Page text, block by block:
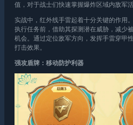
值，对于战士们快速掌握爆炸区域内敌军
实战中，红外线手雷起着十分关键的作用
执行任务前，借助其探测潜在威胁，减少
机会。通过定位敌军方向，发挥手雷穿甲
打击效果。
强攻盾牌：移动防护利器